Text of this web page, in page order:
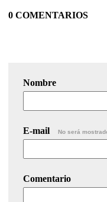
0 COMENTARIOS
Nombre
E-mail No será
Comentario